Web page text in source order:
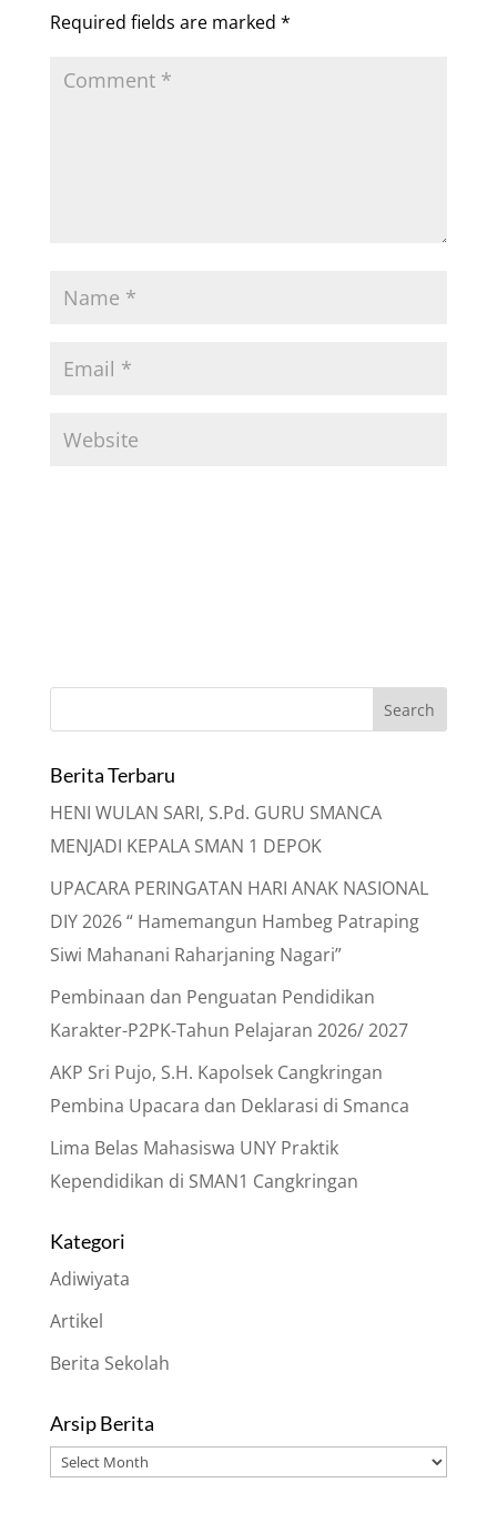
Required fields are marked *
Berita Terbaru
HENI WULAN SARI, S.Pd. GURU SMANCA
MENJADI KEPALA SMAN 1 DEPOK
UPACARA PERINGATAN HARI ANAK NASIONAL
DIY 2026 “ Hamemangun Hambeg Patraping
Siwi Mahanani Raharjaning Nagari”
Pembinaan dan Penguatan Pendidikan
Karakter-P2PK-Tahun Pelajaran 2026/ 2027
AKP Sri Pujo, S.H. Kapolsek Cangkringan
Pembina Upacara dan Deklarasi di Smanca
Lima Belas Mahasiswa UNY Praktik
Kependidikan di SMAN1 Cangkringan
Kategori
Adiwiyata
Artikel
Berita Sekolah
Arsip Berita
Arsip